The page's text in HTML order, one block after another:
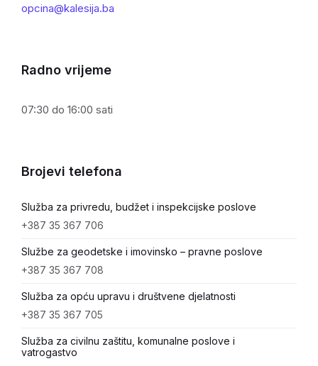
opcina@kalesija.ba
Radno vrijeme
07:30 do 16:00 sati
Brojevi telefona
Služba za privredu, budžet i inspekcijske poslove
+387 35 367 706
Službe za geodetske i imovinsko – pravne poslove
+387 35 367 708
Služba za opću upravu i društvene djelatnosti
+387 35 367 705
Služba za civilnu zaštitu, komunalne poslove i
vatrogastvo